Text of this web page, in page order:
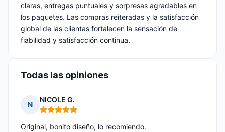
claras, entregas puntuales y sorpresas agradables en
los paquetes. Las compras reiteradas y la satisfacción
global de las clientas fortalecen la sensación de
fiabilidad y satisfacción continua.
Todas las opiniones
N
NICOLE G.
Nota: 5 de 5
Original, bonito diseño, lo recomiendo.